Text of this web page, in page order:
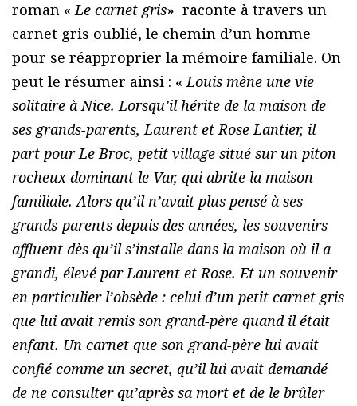
roman « Le carnet gris» raconte à travers un
carnet gris oublié, le chemin d’un homme
pour se réapproprier la mémoire familiale. On
peut le résumer ainsi : « Louis mène une vie
solitaire à Nice. Lorsqu’il hérite de la maison de
ses grands-parents, Laurent et Rose Lantier, il
part pour Le Broc, petit village situé sur un piton
rocheux dominant le Var, qui abrite la maison
familiale.Alors qu’il n’avait plus pensé à ses
grands-parents depuis des années, les souvenirs
affluent dès qu’il s’installe dans la maison où il a
grandi, élevé par Laurent et Rose. Et un souvenir
en particulier l’obsède : celui d’un petit carnet gris
que lui avait remis son grand-père quand il était
enfant. Un carnet que son grand-père lui avait
confié comme un secret, qu’il lui avait demandé
de ne consulter qu’après sa mort et de le brûler